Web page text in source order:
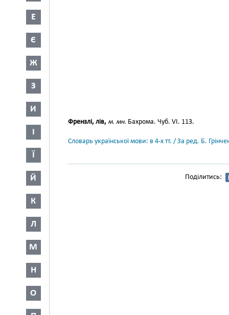
Е
Є
Ж
З
И
І
Ї
Й
К
Л
М
Н
О
Френзлі, лів, м. мн. Бахрома. Чуб. VI. 113.
Словарь української мови: в 4-х тт. / За ред. Б.
Поділитись: